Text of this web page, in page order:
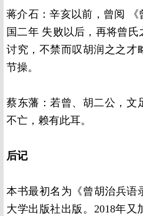
蒋介石：辛亥以前，曾阅
国二年 失败以后，再将曾
讨究，不禁而叹胡润之之才
节操。
蔡东藩：若曾、胡二公，文
不亡，赖有此耳。
后记
本书最初名为《曾胡治兵语
大学出版社出版。2018年